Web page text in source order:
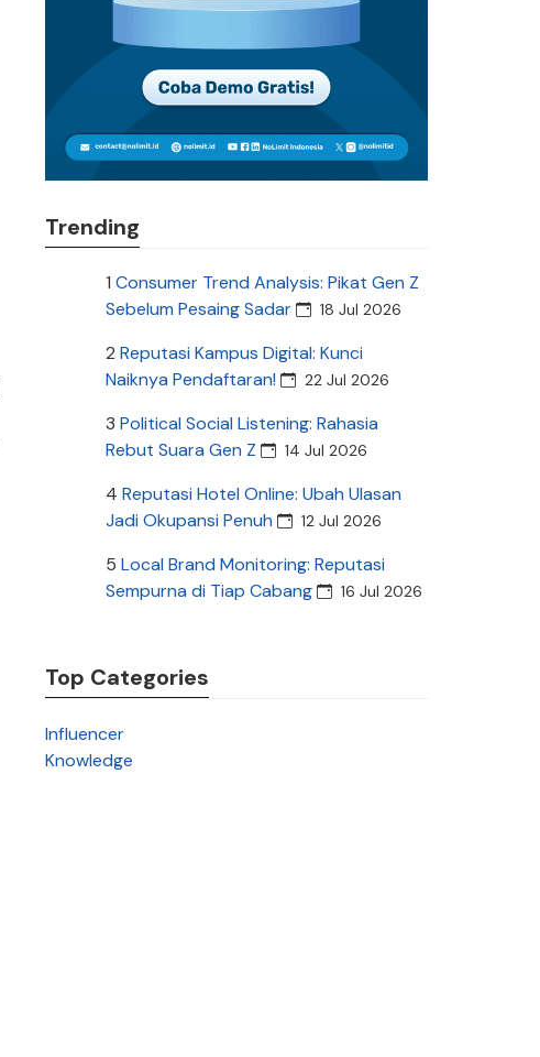
Trending
1 Consumer Trend Analysis: Pikat Gen Z
Sebelum Pesaing Sadar
18 Jul 2026
2 Reputasi Kampus Digital: Kunci
Naiknya Pendaftaran!
22 Jul 2026
3 Political Social Listening: Rahasia
Rebut Suara Gen Z
14 Jul 2026
4 Reputasi Hotel Online: Ubah Ulasan
Jadi Okupansi Penuh
12 Jul 2026
5 Local Brand Monitoring: Reputasi
Sempurna di Tiap Cabang
16 Jul 2026
Top Categories
Influencer
Knowledge